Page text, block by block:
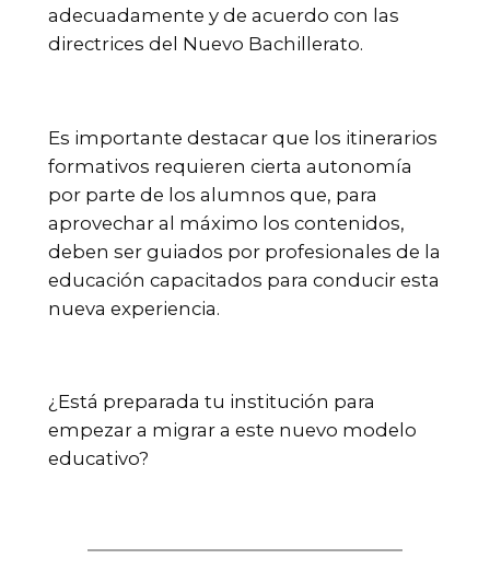
adecuadamente y de acuerdo con las
directrices del Nuevo Bachillerato.
Es importante destacar que los itinerarios
formativos requieren cierta autonomía
por parte de los alumnos que, para
aprovechar al máximo los contenidos,
deben ser guiados por profesionales de la
educación capacitados para conducir esta
nueva experiencia.
¿Está preparada tu institución para
empezar a migrar a este nuevo modelo
educativo?